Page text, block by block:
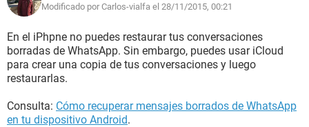
Modificado por Carlos-vialfa el 28/11/2015, 00:21
En el iPhpne no puedes restaurar tus conversaciones
borradas de WhatsApp. Sin embargo, puedes usar iCloud
para crear una copia de tus conversaciones y luego
restaurarlas.
Consulta: Cómo recuperar mensajes borrados de WhatsApp
en tu dispositivo Android.